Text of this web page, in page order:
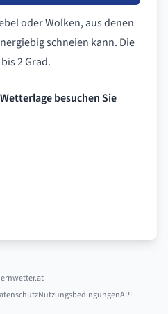
oder Wolken, aus denen
schneien kann. Die
2 Grad.
besuchen Sie
NutzungsbedingungenAPI